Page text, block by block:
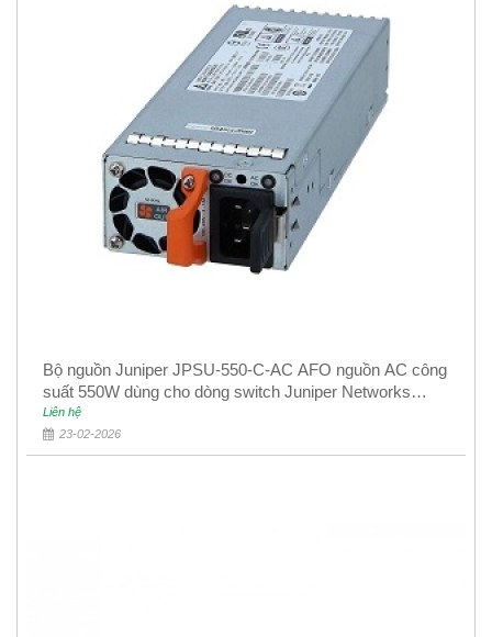
Bộ nguồn Juniper JPSU-550-C-AC AFO nguồn AC công
suất 550W dùng cho dòng switch Juniper Networks
EX4400
Liên hệ
23-02-2026